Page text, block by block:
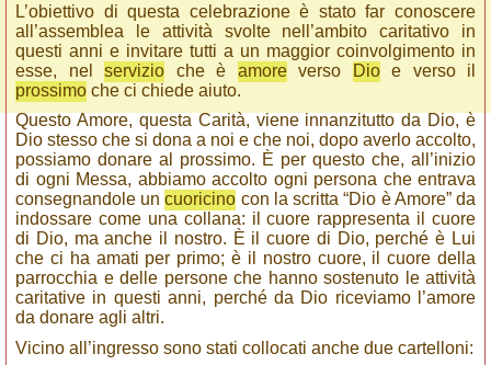
L’obiettivo di questa celebrazione è stato far conoscere
all’assemblea le attività svolte nell’ambito caritativo in
questi anni e invitare tutti a un maggior coinvolgimento in
esse, nel servizio che è amoreverso Dioe verso il
prossimo che ci chiede aiuto.
Questo Amore, questa Carità, viene innanzitutto da Dio, è
Dio stesso che si dona a noi e che noi, dopo averlo accolto,
possiamo donare al prossimo. È per questo che, all’inizio
di ogni Messa, abbiamo accolto ogni persona che entrava
consegnandole uncuoricino con la scritta “Dio è Amore” da
indossare come una collana: il cuore rappresenta il cuore
di Dio, ma anche il nostro. È il cuore di Dio, perché è Lui
che ci ha amati per primo; è il nostro cuore, il cuore della
parrocchia e delle persone che hanno sostenuto le attività
caritative in questi anni, perché da Dio riceviamo l’amore
da donare agli altri.
Vicino all’ingresso sono stati collocati anche due cartelloni: